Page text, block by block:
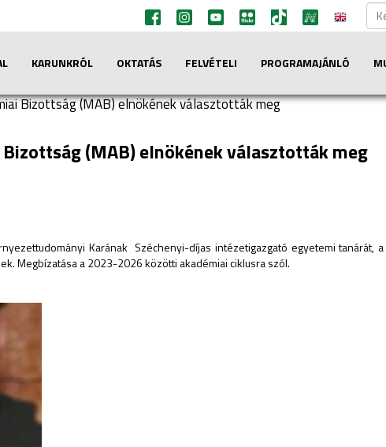
KARUNKRÓL OKTATÁS FELVÉTELI PROGRAMAJÁNLÓ
Bizottság (MAB) elnökének választották meg
(MAB) elnökének választották meg
Karának Széchenyi-díjas intézetigazgató egyetemi tanárát,
Megbízatása a 2023-2026 közötti akadémiai ciklusra szól.